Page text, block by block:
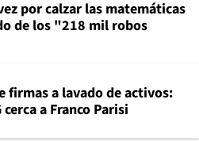
por calzar las matemáticas
de los "218 mil robos
firmas a lavado de activos:
a Franco Parisi